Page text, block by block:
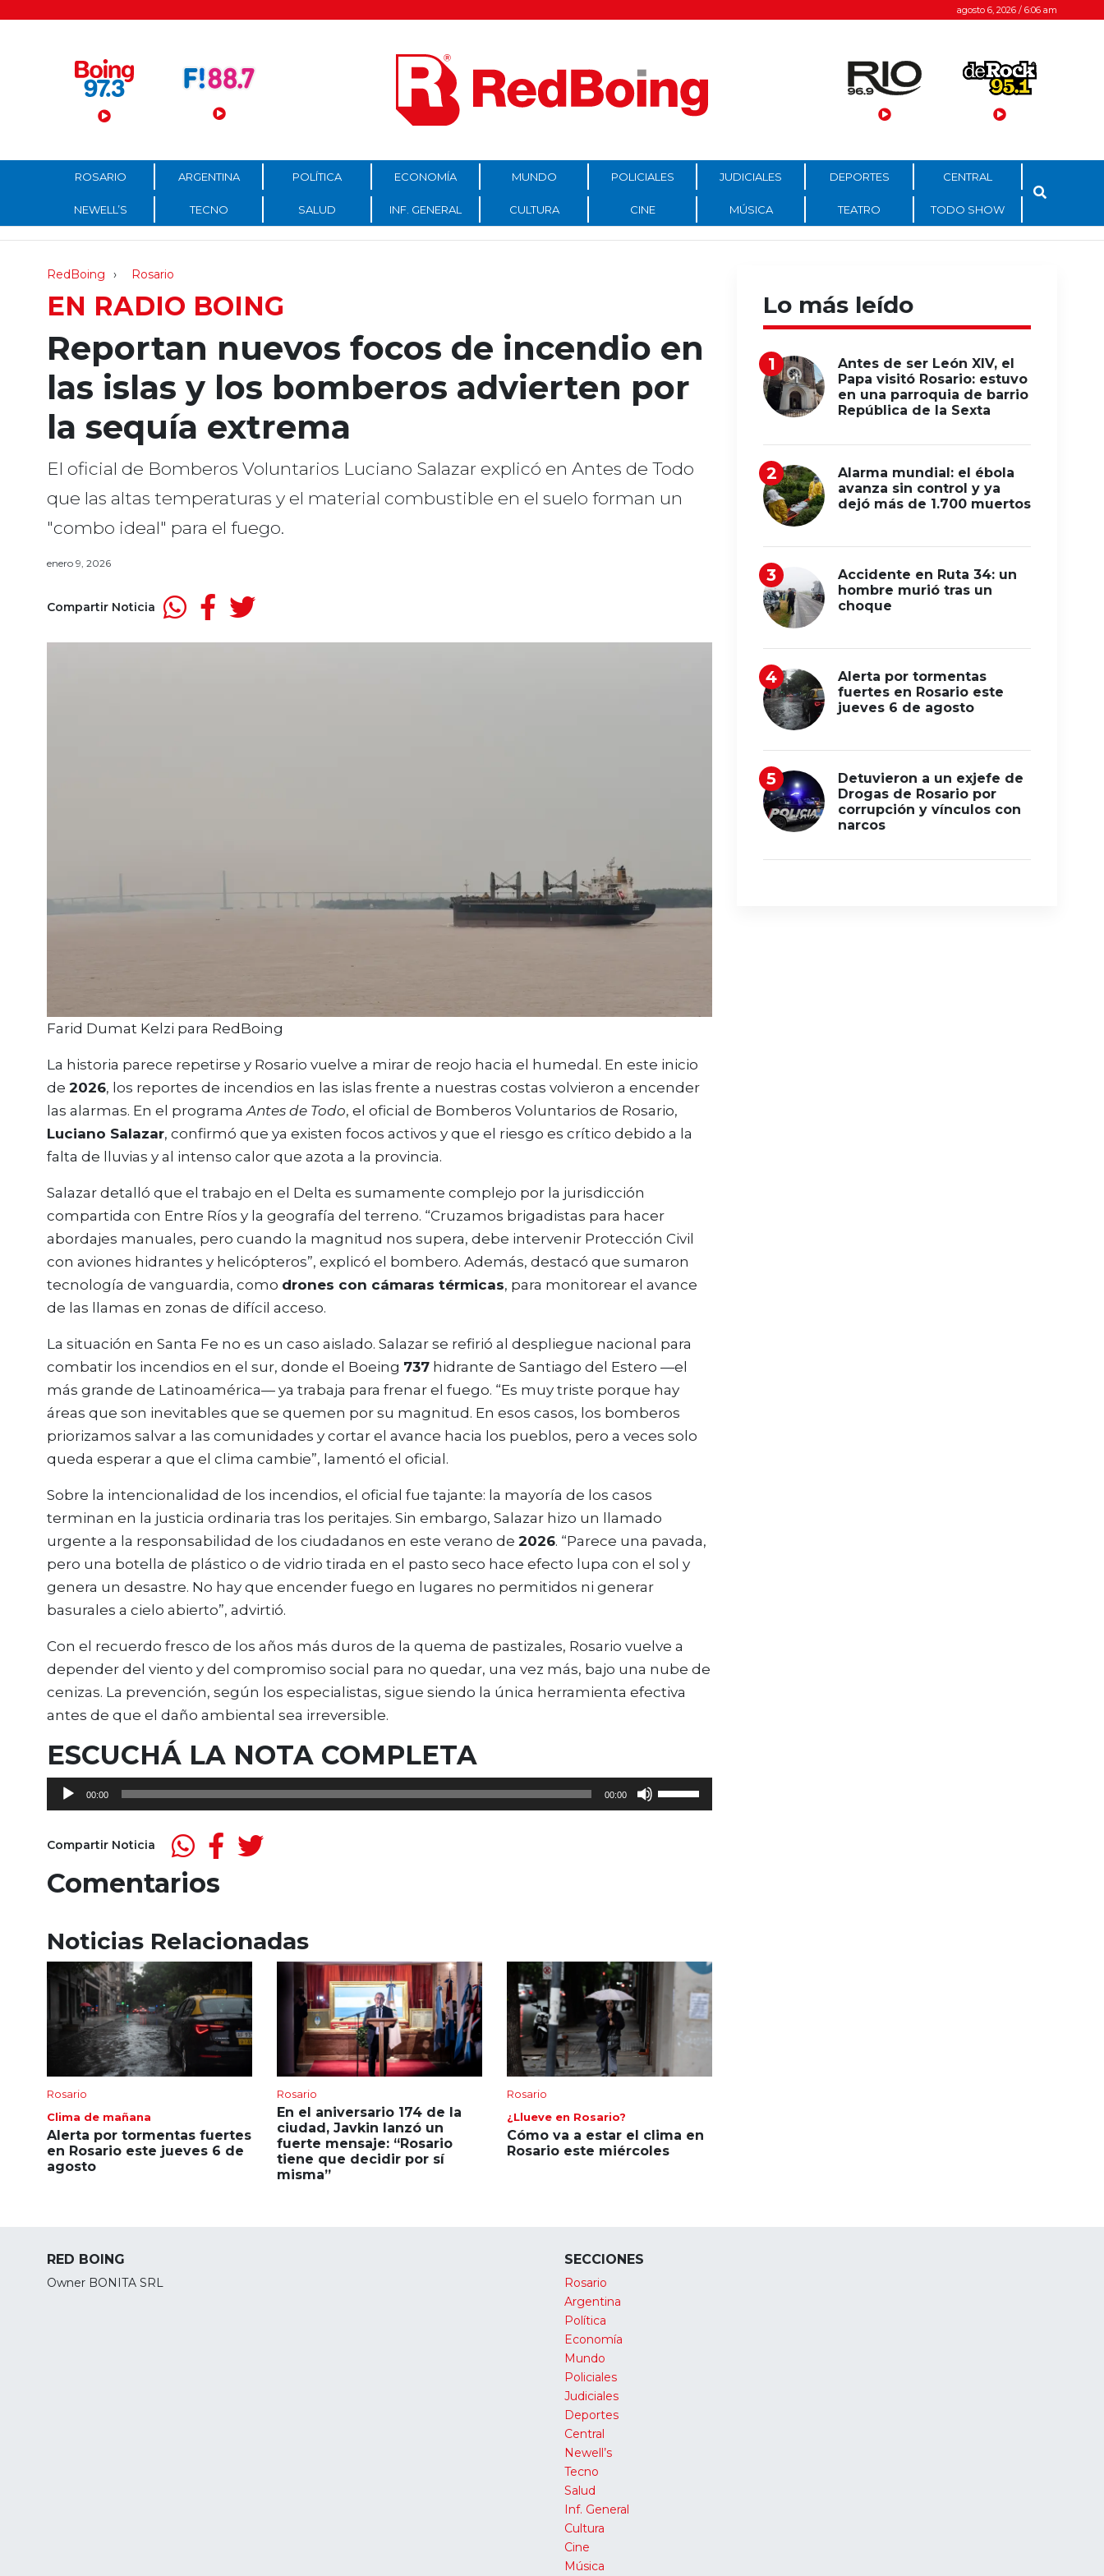
Menú Principal agosto 6, 2026 / 6:06 am
ROSARIO ARGENTINA POLÍTICA ECONOMÍA MUNDO POLICIALES JUDICIALES DEPORTES CENTRAL
NEWELL’S TECNO SALUD INF. GENERAL CULTURA CINE MÚSICA TEATRO TODO SHOW
RedBoing Rosario
EN RADIO BOING
Reportan nuevos focos de incendio en
las islas y los bomberos advierten por
la sequía extrema
El oficial de Bomberos Voluntarios Luciano Salazar explicó en Antes de Todo
que las altas temperaturas y el material combustible en el suelo forman un
"combo ideal" para el fuego.
enero 9, 2026
Compartir Noticia
Farid Dumat Kelzi para RedBoing
La historia parece repetirse y Rosario vuelve a mirar de reojo hacia el humedal. En este inicio
de 2026, los reportes de incendios en las islas frente a nuestras costas volvieron a encender
las alarmas. En el programa Antes de Todo, el oficial de Bomberos Voluntarios de Rosario,
Luciano Salazar, confirmó que ya existen focos activos y que el riesgo es crítico debido a la
falta de lluvias y al intenso calor que azota a la provincia.
Salazar detalló que el trabajo en el Delta es sumamente complejo por la jurisdicción
compartida con Entre Ríos y la geografía del terreno. “Cruzamos brigadistas para hacer
abordajes manuales, pero cuando la magnitud nos supera, debe intervenir Protección Civil
con aviones hidrantes y helicópteros”, explicó el bombero. Además, destacó que sumaron
tecnología de vanguardia, como drones con cámaras térmicas, para monitorear el avance
de las llamas en zonas de difícil acceso.
La situación en Santa Fe no es un caso aislado. Salazar se refirió al despliegue nacional para
combatir los incendios en el sur, donde el Boeing 737 hidrante de Santiago del Estero —el
más grande de Latinoamérica— ya trabaja para frenar el fuego. “Es muy triste porque hay
áreas que son inevitables que se quemen por su magnitud. En esos casos, los bomberos
priorizamos salvar a las comunidades y cortar el avance hacia los pueblos, pero a veces solo
queda esperar a que el clima cambie”, lamentó el oficial.
Sobre la intencionalidad de los incendios, el oficial fue tajante: la mayoría de los casos
terminan en la justicia ordinaria tras los peritajes. Sin embargo, Salazar hizo un llamado
urgente a la responsabilidad de los ciudadanos en este verano de 2026. “Parece una pavada,
pero una botella de plástico o de vidrio tirada en el pasto seco hace efecto lupa con el sol y
genera un desastre. No hay que encender fuego en lugares no permitidos ni generar
basurales a cielo abierto”, advirtió.
Con el recuerdo fresco de los años más duros de la quema de pastizales, Rosario vuelve a
depender del viento y del compromiso social para no quedar, una vez más, bajo una nube de
cenizas. La prevención, según los especialistas, sigue siendo la única herramienta efectiva
antes de que el daño ambiental sea irreversible.
ESCUCHÁ LA NOTA COMPLETA
Reproductor
de
00:00 00:00
Utiliza
las
disminuir
volumen.
Compartir Noticia
Comentarios
Noticias Relacionadas
Rosario
Clima de mañana
Alerta por tormentas fuertes
en Rosario este jueves 6 de
agosto
Rosario
En el aniversario 174 de la
ciudad, Javkin lanzó un
fuerte mensaje: “Rosario
tiene que decidir por sí
misma”
Rosario
¿Llueve en Rosario?
Cómo va a estar el clima en
Rosario este miércoles
Lo más leído
Antes de ser León XIV, el
Papa visitó Rosario: estuvo
en una parroquia de barrio
República de la Sexta
Alarma mundial: el ébola
avanza sin control y ya
dejó más de 1.700 muertos
Accidente en Ruta 34: un
hombre murió tras un
choque
Alerta por tormentas
fuertes en Rosario este
jueves 6 de agosto
Detuvieron a un exjefe de
Drogas de Rosario por
corrupción y vínculos con
narcos
RED BOING
Owner BONITA SRL
SECCIONES
Rosario
Argentina
Política
Economía
Mundo
Policiales
Judiciales
Deportes
Central
Newell’s
Tecno
Salud
Inf. General
Cultura
Cine
Música